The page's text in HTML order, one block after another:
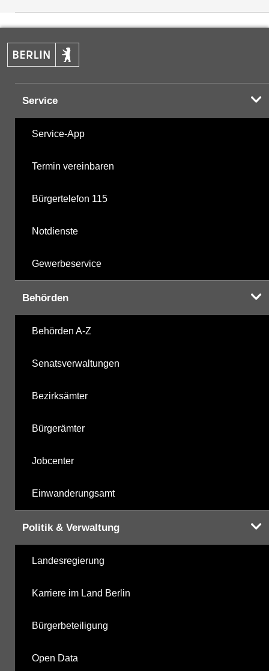
−
Service
Service-App
Termin vereinbaren
Bürgertelefon 115
Notdienste
Gewerbeservice
Behörden
Behörden A-Z
Senatsverwaltungen
Bezirksämter
Bürgerämter
Jobcenter
Einwanderungsamt
Politik & Verwaltung
Landesregierung
Karriere im Land Berlin
Bürgerbeteiligung
Open Data